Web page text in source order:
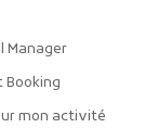
Manager
mon activité